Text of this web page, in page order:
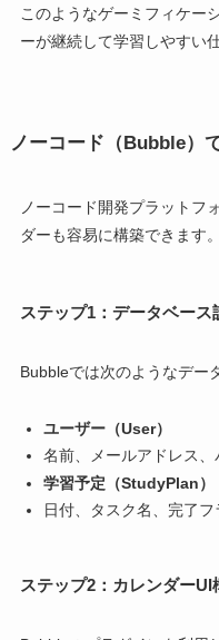
このようなゲーミフィケー
ーが継続して学習しやすい
ノーコード（Bubble）
ノーコード開発プラットフ
ダーも容易に構築できます
ステップ1：データベース
Bubbleでは次のようなデー
ユーザー（User）
名前、メールアドレス、
学習予定（StudyPlan）
日付、タスク名、完了
ステップ2：カレンダーUI